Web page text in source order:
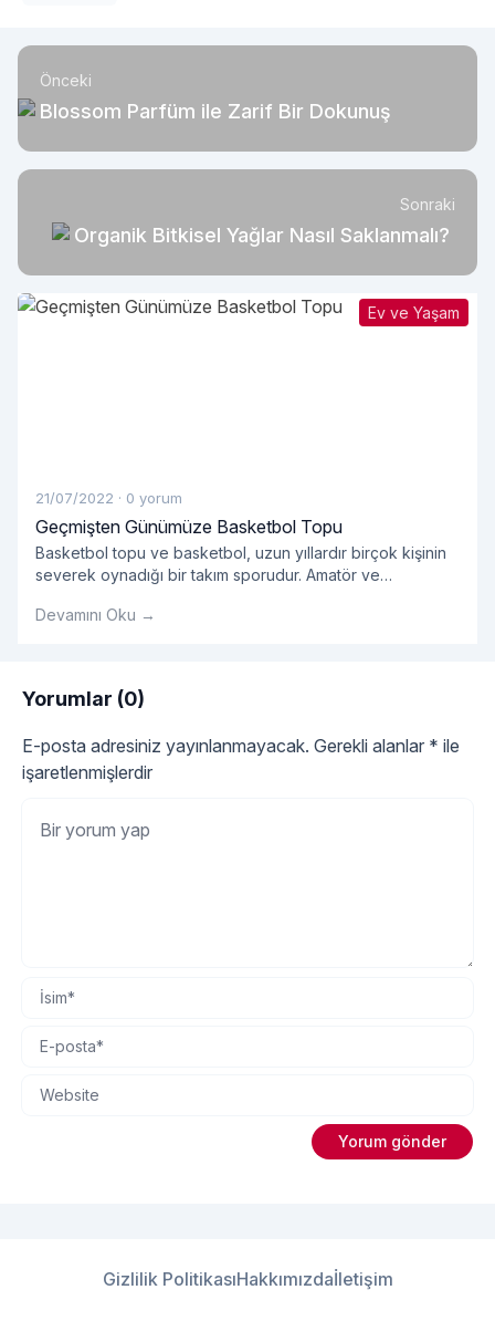
Önceki
Blossom Parfüm ile Zarif Bir Dokunuş
Sonraki
Organik Bitkisel Yağlar Nasıl Saklanmalı?
Ev ve Yaşam
21/07/2022 · 0 yorum
Geçmişten Günümüze Basketbol Topu
Basketbol topu ve basketbol, ​​uzun yıllardır birçok kişinin
severek oynadığı bir takım sporudur. Amatör ve
basket çok önemlidir.
Devamını Oku →
Yorumlar (0)
E-posta adresiniz yayınlanmayacak. Gerekli alanlar * ile
işaretlenmişlerdir
Gizlilik PolitikasıHakkımızdaİletişim